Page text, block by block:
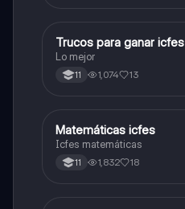
Química
Trucos para ganar icfes
Lo mejor
11 1,074 13
ICFES: Matemáticas
Matemáticas icfes
Icfes matemáticas
11 1,832 18